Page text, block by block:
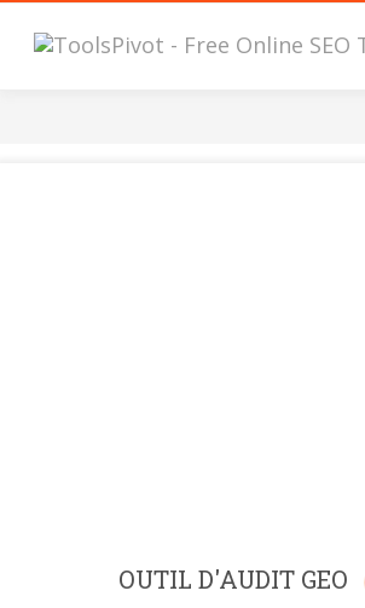
OUTIL D'AUDIT GEO